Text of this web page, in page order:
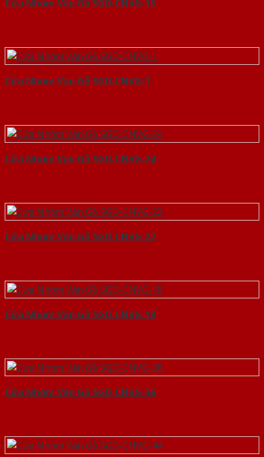
Cửa Nhôm Vân Gỗ SGD-CNVG-15
Cửa Nhôm Vân Gỗ SGD-CNVG-1
Cửa Nhôm Vân Gỗ SGD-CNVG-24
Cửa Nhôm Vân Gỗ SGD-CNVG-22
Cửa Nhôm Vân Gỗ SGD-CNVG-18
Cửa Nhôm Vân Gỗ SGD-CNVG-36